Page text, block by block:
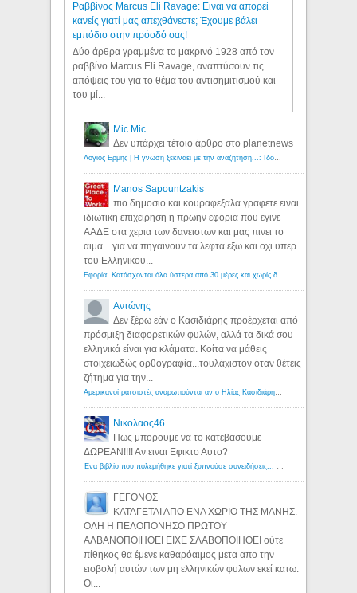
Ραββίνος Marcus Eli Ravage: Είναι να απορεί
κανείς γιατί μας απεχθάνεστε; Έχουμε βάλει
εμπόδιο στην πρόοδό σας!
Δύο άρθρα γραμμένα το μακρινό 1928 από τον
ραββίνο Marcus Eli Ravage, αναπτύσουν τις
απόψεις του για το θέμα του αντισημιτισμού και
του μί...
Mic Mic
Δεν υπάρχει τέτοιο άρθρο στο planetnews
Λόγιος Ερμής | Η γνώση ξεκινάει με την αναζήτηση...: Ιδού οι 18 που χρωστούν 11 δις ευρώ!
Manos Sapountzakis
πιο δημοσιο και κουραφεξαλα γραφετε ειναι
ιδιωτικη επιχειρηση η πρωην εφορια που εγινε
ΑΑΔΕ στα χερια των δανειστων και μας πινει το
αιμα... για να πηγαινουν τα λεφτα εξω και οχι υπερ
του Ελληνικου...
Εφορία: Κατάσχονται όλα ύστερα από 30 μέρες και χωρίς δικαστικές αποφάσεις - Λόγιος Ερμής
Αντώνης
Δεν ξέρω εάν ο Κασιδιάρης προέρχεται από
πρόσμιξη διαφορετικών φυλών, αλλά τα δικά σου
ελληνικά είναι για κλάματα. Κοίτα να μάθεις
στοιχειωδώς ορθογραφία...τουλάχιστον όταν θέτεις
ζήτημα για την...
Αμερικανοί ρατσιστές αναρωτιούνται αν ο Ηλίας Κασιδιάρης ανήκει στη λευκή φυλή... - Λόγιος Ερμής
Νικολαος46
Πως μπορουμε να το κατεβασουμε
ΔΩΡΕΑΝ!!!! Αν ειναι Εφικτο Αυτο?
Ένα βιβλίο που πολεμήθηκε γιατί ξυπνούσε συνειδήσεις... - Λόγιος Ερμής | Η γνώση ξεκινάει με την αναζήτηση...
ΓΕΓΟΝΟΣ
ΚΑΤΑΓΕΤΑΙ ΑΠΟ ΕΝΑ ΧΩΡΙΟ ΤΗΣ ΜΑΝΗΣ.
ΟΛΗ Η ΠΕΛΟΠΟΝΗΣΟ ΠΡΩΤΟΥ
ΑΛΒΑΝΟΠΟΙΗΘΕΙ ΕΙΧΕ ΣΛΑΒΟΠΟΙΗΘΕΙ ούτε
πίθηκος θα έμενε καθαρόαιμος μετα απο την
εισβολή αυτών των μη ελληνικών φυλων εκεί κατω.
Οι...